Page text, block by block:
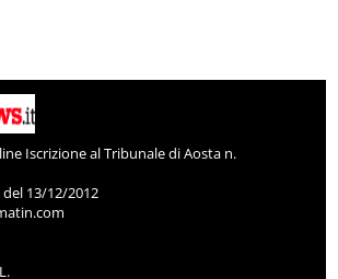
Iscrizione al Tribunale di Aosta n.
13/12/2012
AOSTA